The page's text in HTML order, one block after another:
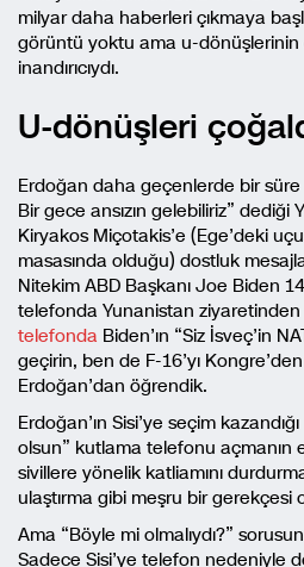
milyar daha haberleri çıkmaya
görüntü yoktu ama u-
inandırıcıydı.
U-dönüşleri
Erdoğan daha geçenlerde bir
Bir gece ansızın gelebiliriz” dediği
Kiryakos Miçotakis’e (Ege’deki
masasında olduğu) dostluk
Nitekim ABD Başkanı Joe Biden 14
telefonda Yunanistan
telefonda Biden’ın “Siz İsveç’in
geçirin, ben de F-16’yı
Erdoğan’dan öğrendik.
Erdoğan’ın Sisi’ye seçim
olsun” kutlama telefonu açmanın
sivillere yönelik katliamını
ulaştırma gibi meşru bir gerekçesi
Ama “Böyle mi olmalıydı?”
Sadece Sisi’ye telefon nedeniyle